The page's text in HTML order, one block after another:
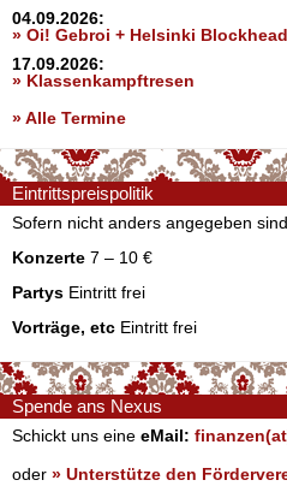
04.09.2026:
» Oi! Gebroi + Helsinki
17.09.2026:
» Klassenkampftresen
» Alle Termine
Eintrittspreispolitik
Sofern nicht anders angegeben
Konzerte 7 – 10 €
Partys Eintritt frei
Vorträge, etc Eintritt frei
Spende ans Nexus
Schickt uns eine eMail:
oder » Unterstütze den